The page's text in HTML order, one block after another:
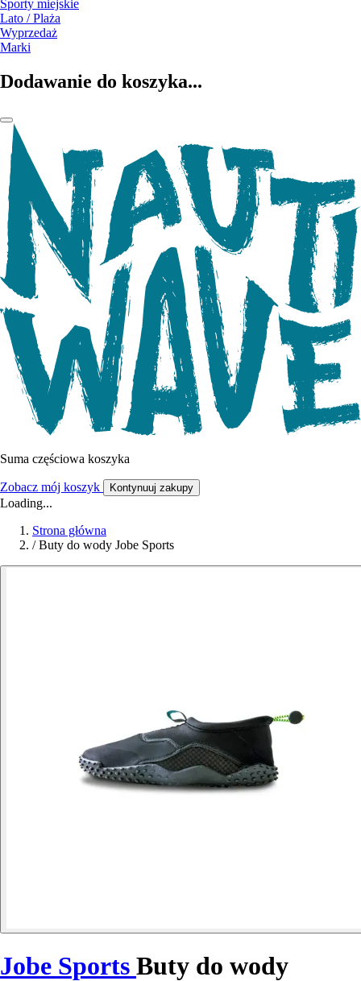
Sporty miejskie
Lato / Plaża
Wyprzedaż
Marki
Dodawanie do koszyka...
Suma częściowa koszyka
Zobacz mój koszyk Kontynuuj zakupy
Loading...
Strona główna
/ Buty do wody Jobe Sports
Jobe Sports Buty do wody